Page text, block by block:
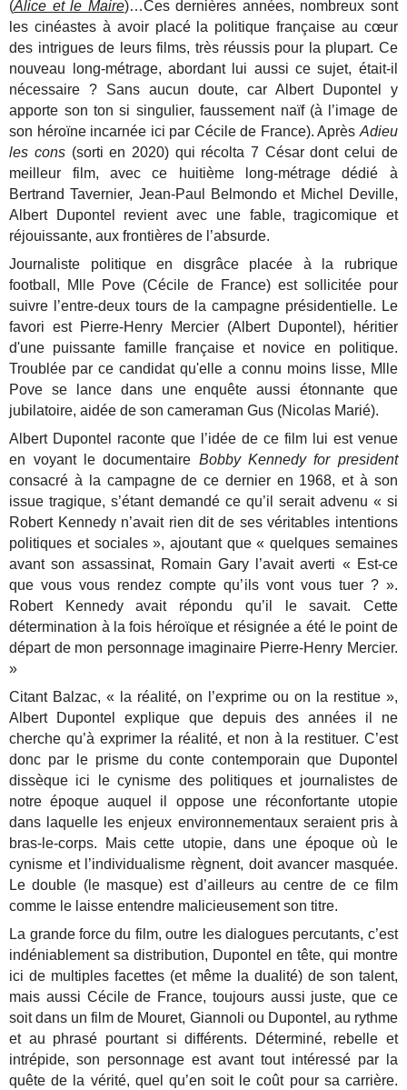
(Alice et le Maire)…Ces dernières années, nombreux sont
les cinéastes à avoir placé la politique française au cœur
des intrigues de leurs films, très réussis pour la plupart. Ce
nouveau long-métrage, abordant lui aussi ce sujet, était-il
nécessaire ? Sans aucun doute, car Albert Dupontel y
apporte son ton si singulier, faussement naïf (à l’image de
son héroïne incarnée ici par Cécile de France). Après Adieu
les cons(sorti en 2020) qui récolta 7 César dont celui de
meilleur film, avec ce huitième long-métrage dédié à
Bertrand Tavernier, Jean-Paul Belmondo et Michel Deville,
Albert Dupontel revient avec une fable, tragicomique et
réjouissante, aux frontières de l’absurde.
Journaliste politique en disgrâce placée à la rubrique
football, Mlle Pove (Cécile de France) est sollicitée pour
suivre l’entre-deux tours de la campagne présidentielle. Le
favori est Pierre-Henry Mercier (Albert Dupontel), héritier
d'une puissante famille française et novice en politique.
Troublée par ce candidat qu'elle a connu moins lisse, Mlle
Pove se lance dans une enquête aussi étonnante que
jubilatoire, aidée de son cameraman Gus (Nicolas Marié).
Albert Dupontel raconte que l’idée de ce film lui est venue
en voyant le documentaire Bobby Kennedy for president
consacré à la campagne de ce dernier en 1968, et à son
issue tragique, s’étant demandé ce qu’il serait advenu « si
Robert Kennedy n’avait rien dit de ses véritables intentions
politiques et sociales », ajoutant que « quelques semaines
avant son assassinat, Romain Gary l’avait averti « Est-ce
que vous vous rendez compte qu’ils vont vous tuer ? ».
Robert Kennedy avait répondu qu’il le savait. Cette
détermination à la fois héroïque et résignée a été le point de
départ de mon personnage imaginaire Pierre-Henry Mercier.
»
Citant Balzac, « la réalité, on l’exprime ou on la restitue »,
Albert Dupontel explique que depuis des années il ne
cherche qu’à exprimer la réalité, et non à la restituer. C’est
donc par le prisme du conte contemporain que Dupontel
dissèque ici le cynisme des politiques et journalistes de
notre époque auquel il oppose une réconfortante utopie
dans laquelle les enjeux environnementaux seraient pris à
bras-le-corps. Mais cette utopie, dans une époque où le
cynisme et l’individualisme règnent, doit avancer masquée.
Le double (le masque) est d’ailleurs au centre de ce film
comme le laisse entendre malicieusement son titre.
La grande force du film, outre les dialogues percutants, c’est
indéniablement sa distribution, Dupontel en tête, qui montre
ici de multiples facettes (et même la dualité) de son talent,
mais aussi Cécile de France, toujours aussi juste, que ce
soit dans un film de Mouret, Giannoli ou Dupontel, au rythme
et au phrasé pourtant si différents. Déterminé, rebelle et
intrépide, son personnage est avant tout intéressé par la
quête de la vérité, quel qu’en soit le coût pour sa carrière.